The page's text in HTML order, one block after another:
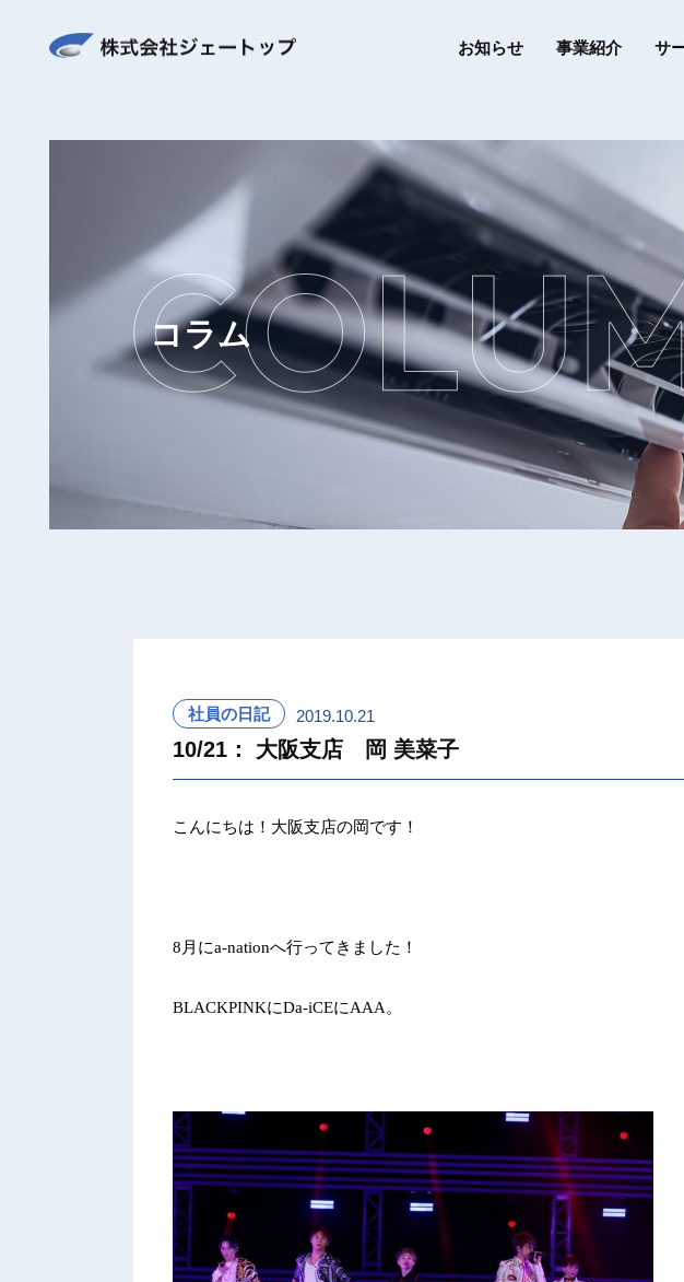
お知らせ 事業紹介 サ
コラム
社員の日記 2019.10.21
10/21： 大阪支店 岡 美菜子
こんにちは！大阪支店の岡です！
8 月にa-nationへ行ってきました！
BLACKPINKにDa-iCEにAAA。